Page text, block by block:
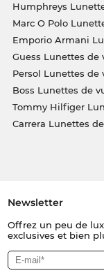
Humphreys
Marc O Polo
Emporio Armani
Guess Lunettes de
Persol Lunettes de
Boss Lunettes de
Tommy Hilfiger
Carrera Lunettes
Newsletter
Offrez un peu de
exclusives et bien